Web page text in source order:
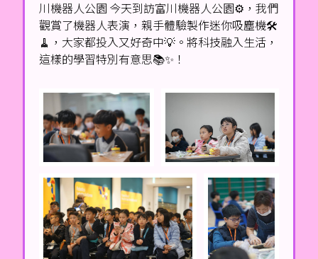
川機器人公園 今天到訪富川機器人公園⚙️，我們
觀賞了機器人表演，親手體驗製作迷你吸塵機🛠️
🧹，大家都投入又好奇中💡。將科技融入生活，
這樣的學習特別有意思📚✨！